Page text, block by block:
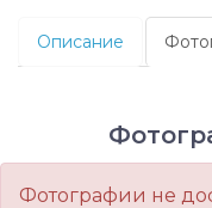
Описание
Фотографии не